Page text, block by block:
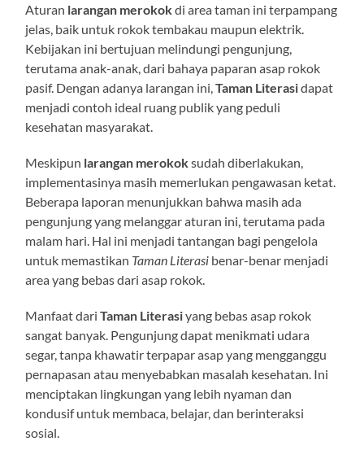
Aturan larangan merokokdi area taman ini terpampang
jelas, baik untuk rokok tembakau maupun elektrik.
Kebijakan ini bertujuan melindungi pengunjung,
terutama anak-anak, dari bahaya paparan asap rokok
pasif. Dengan adanya larangan ini,Taman Literasidapat
menjadi contoh ideal ruang publik yang peduli
kesehatan masyarakat.
Meskipun larangan merokoksudah diberlakukan,
implementasinya masih memerlukan pengawasan ketat.
Beberapa laporan menunjukkan bahwa masih ada
pengunjung yang melanggar aturan ini, terutama pada
malam hari. Hal ini menjadi tantangan bagi pengelola
untuk memastikan Taman Literasi benar-benar menjadi
area yang bebas dari asap rokok.
Manfaat dariTaman Literasiyang bebas asap rokok
sangat banyak. Pengunjung dapat menikmati udara
segar, tanpa khawatir terpapar asap yang mengganggu
pernapasan atau menyebabkan masalah kesehatan. Ini
menciptakan lingkungan yang lebih nyaman dan
kondusif untuk membaca, belajar, dan berinteraksi
sosial.